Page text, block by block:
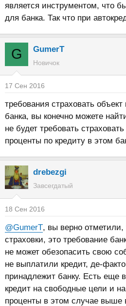
является инструментом, что
для банка. Так что при
G GumerT
Новичок
17 Сен 2016
требования страховать
банка, вы конечно можете
не будет требовать
проценты по кредиту в этом
drebezgi
Завсегдатый
18 Сен 2016
@GumerT, вы верно отметили,
страховки, это требование
не может обезопасить свою
не выплатили кредит, де-
принадлежит банку. Есть еще
кредит на свободные цели и
проценты в этом случае выше